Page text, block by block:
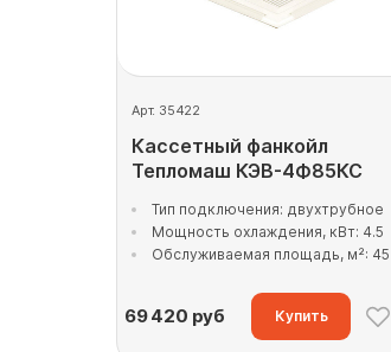
Арт. 35422
Кассетный фанкойл
Тепломаш КЭВ-4Ф85КС
Тип подключения: двухтрубное
Мощность охлаждения, кВт: 4.5
Обслуживаемая площадь, м²: 45
69 420 руб Купить